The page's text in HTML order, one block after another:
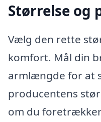
Størrelse og
Vælg den rette
komfort. Mål din
armlængde for at
producentens
om du